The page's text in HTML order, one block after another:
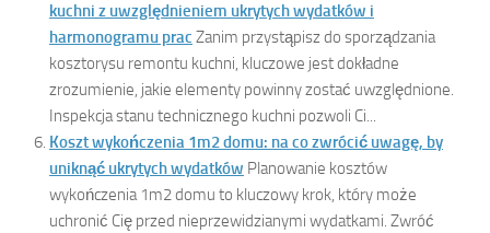
kuchni z uwzględnieniem ukrytych wydatków i
harmonogramu prac Zanim przystąpisz do sporządzania
kosztorysu remontu kuchni, kluczowe jest dokładne
zrozumienie, jakie elementy powinny zostać uwzględnione.
Inspekcja stanu technicznego kuchni pozwoli Ci...
Koszt wykończenia 1m2 domu: na co zwrócić uwagę, by
uniknąć ukrytych wydatków Planowanie kosztów
wykończenia 1m2 domu to kluczowy krok, który może
uchronić Cię przed nieprzewidzianymi wydatkami. Zwróć